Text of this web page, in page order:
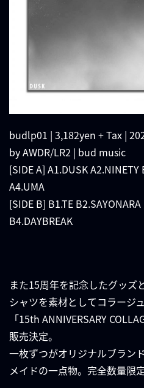
budlp01 | 3,182yen + Tax |
by AWDR/LR2 | bud music
[SIDE A] A1.DUSK A2.NINETY
A4.UMA
[SIDE B] B1.TE
B4.DAYBREAK
また15周年を記念したグッズ
シャツを素材としてコラージ
「15th ANNIVERSARY
販売決定。
一枚ずつがオリジナルブランド
メイドの一点物。完全数量限